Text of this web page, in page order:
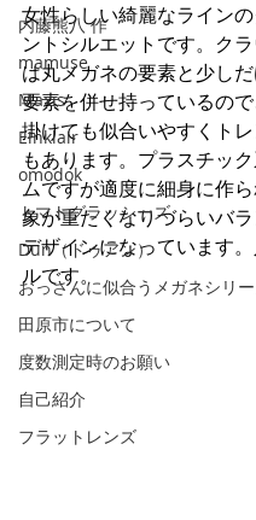
内藤熊八 作
mamuse
Maxis
Einklair
omodok
トマトグラッシーズ
Dun（ドゥアン）
おっさんに似合うメガネシリ
田原市について
度数測定時のお願い
自己紹介
フラットレンズ
女性らしい綺麗なライン
ントシルエットです。ク
は丸メガネの要素と少し
要素を併せ持っているの
掛けても似合いやすくト
もあります。プラスチッ
ムですが適度に細身に作
象が重たくなりづらいバ
デザインになっています
ルです。